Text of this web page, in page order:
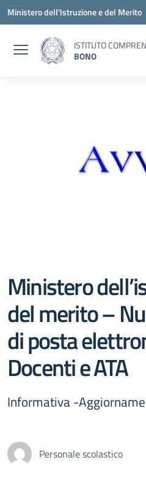
Vai ai contenuti
Vai al menu di navigazione
Vai al footer
Ministero dell'Istruzione e del Merito
ISTITUTO
BONO
Ministero
del merito –
di posta
Docenti e ATA
Informativa -
Personale scolastico